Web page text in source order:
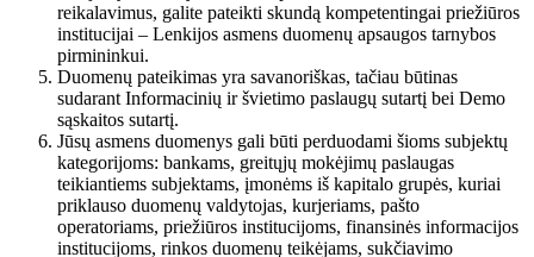
reikalavimus, galite pateikti skundą kompetentingai priežiūros
institucijai – Lenkijos asmens duomenų apsaugos tarnybos
pirmininkui.
Duomenų pateikimas yra savanoriškas, tačiau būtinas
sudarant Informacinių ir švietimo paslaugų sutartį bei Demo
sąskaitos sutartį.
Jūsų asmens duomenys gali būti perduodami šioms subjektų
kategorijoms: bankams, greitųjų mokėjimų paslaugas
teikiantiems subjektams, įmonėms iš kapitalo grupės, kuriai
priklauso duomenų valdytojas, kurjeriams, pašto
operatoriams, priežiūros institucijoms, finansinės informacijos
institucijoms, rinkos duomenų teikėjams, sukčiavimo